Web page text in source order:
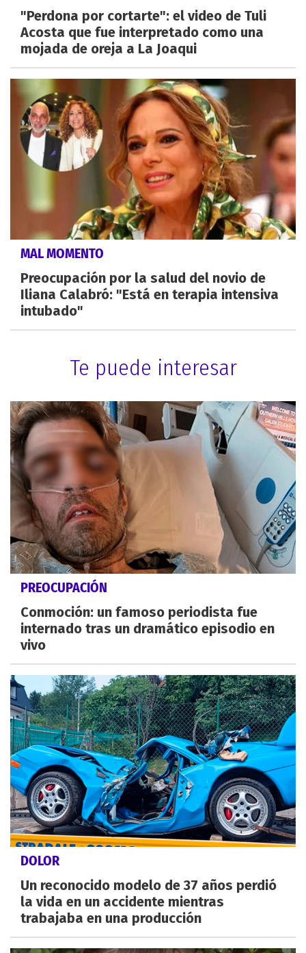
"Perdona por cortarte": el video de Tuli
Acosta que fue interpretado como una
mojada de oreja a La Joaqui
MAL MOMENTO
Preocupación por la salud del novio de
Iliana Calabró: "Está en terapia intensiva
intubado"
Te puede interesar
PREOCUPACIÓN
Conmoción: un famoso periodista fue
internado tras un dramático episodio en
vivo
DOLOR
Un reconocido modelo de 37 años perdió
la vida en un accidente mientras
trabajaba en una producción